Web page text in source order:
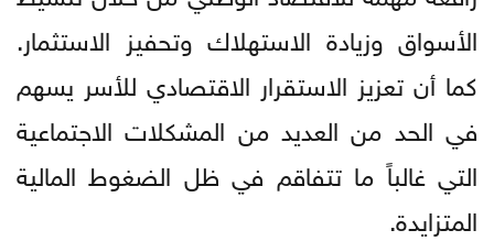
الأسواق وزيادة الاستهلاك وتحفيز الاستثمار.
كما أن تعزيز الاستقرار الاقتصادي للأسر يسهم
في الحد من العديد من المشكلات الاجتماعية
التي غالباً ما تتفاقم في ظل الضغوط المالية
المتزايدة.